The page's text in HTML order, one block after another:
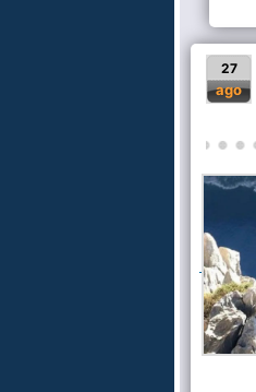
27
ago